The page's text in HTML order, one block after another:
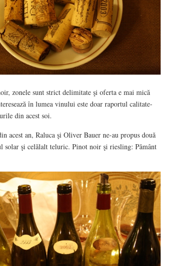
zonele sunt strict delimitate şi oferta e mai mică
în lumea vinului este doar raportul calitate-
din acest soi.
acest an, Raluca şi Oliver Bauer ne-au propus două
solar şi celălalt teluric. Pinot noir şi riesling: Pământ